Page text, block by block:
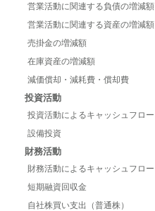
営業活動に関連する負債の増減額
営業活動に関連する資産の増減額
売掛金の増減額
在庫資産の増減額
減価償却・減耗費・償却費
投資活動
投資活動によるキャッシュフロー
設備投資
財務活動
財務活動によるキャッシュフロー
短期融資回収金
自社株買い支出（普通株）